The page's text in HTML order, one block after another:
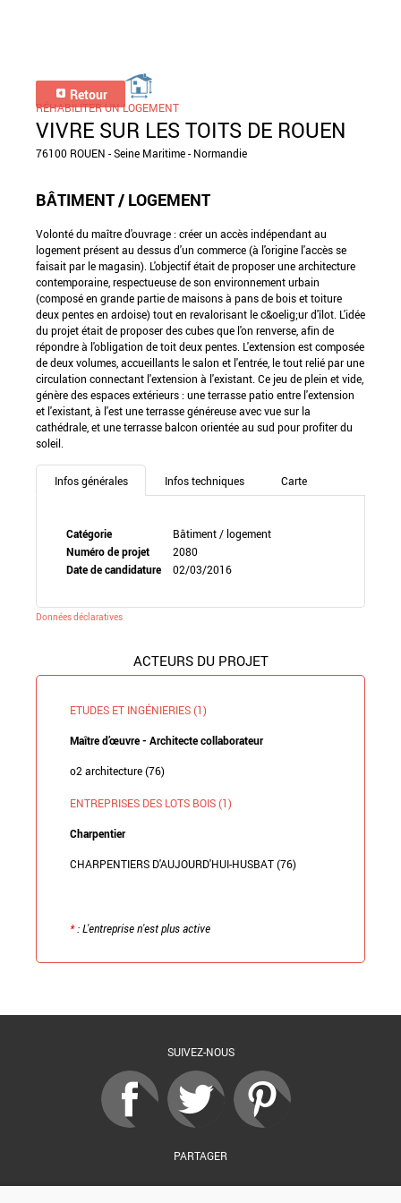
Retour
RÉHABILITER UN LOGEMENT
VIVRE SUR LES TOITS DE ROUEN
76100 ROUEN - Seine Maritime - Normandie
BÂTIMENT / LOGEMENT
Volonté du maître d'ouvrage : créer un accès indépendant au
logement présent au dessus d'un commerce (à l'origine l'accès se
faisait par le magasin). L'objectif était de proposer une architecture
contemporaine, respectueuse de son environnement urbain
(composé en grande partie de maisons à pans de bois et toiture
deux pentes en ardoise) tout en revalorisant le c&oelig;ur d'îlot. L'idée
du projet était de proposer des cubes que l'on renverse, afin de
répondre à l'obligation de toit deux pentes. L'extension est composée
de deux volumes, accueillants le salon et l'entrée, le tout relié par une
circulation connectant l'extension à l'existant. Ce jeu de plein et vide,
génère des espaces extérieurs : une terrasse patio entre l'extension
et l'existant, à l'est une terrasse généreuse avec vue sur la
cathédrale, et une terrasse balcon orientée au sud pour profiter du
soleil.
Infos générales Infos techniques Carte
Catégorie
Bâtiment / logement
Numéro de projet
2080
Date de candidature
02/03/2016
Données déclaratives
ACTEURS DU PROJET
ETUDES ET INGÉNIERIES (1)
Maître d’œuvre - Architecte collaborateur
o2 architecture (76)
ENTREPRISES DES LOTS BOIS (1)
Charpentier
CHARPENTIERS D'AUJOURD'HUI-HUSBAT (76)
*: L'entreprise n'est plus active
SUIVEZ-NOUS
PARTAGER